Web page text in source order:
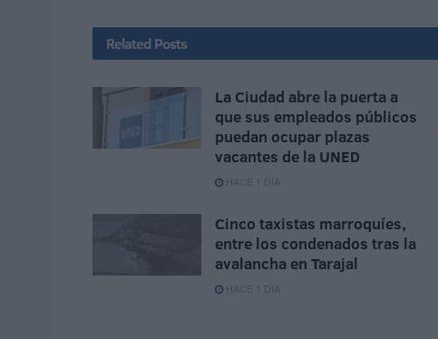
Related Posts
La Ciudad abre la puerta a
que sus empleados públicos
puedan ocupar plazas
vacantes de la UNED
HACE 1 DÍA
Cinco taxistas marroquíes,
entre los condenados tras la
avalancha en Tarajal
HACE 1 DÍA